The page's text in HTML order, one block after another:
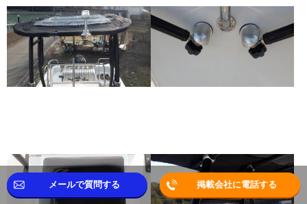
メールで質問する 掲載会社に電話する